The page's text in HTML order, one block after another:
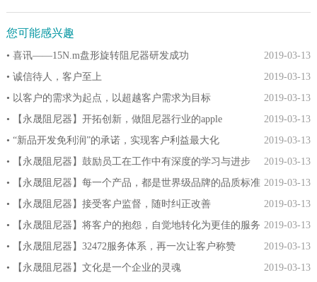
您可能感兴趣
2019-03-13
• 喜讯——15N.m盘形旋转阻尼器研发成功
2019-03-13
• 诚信待人，客户至上
2019-03-13
• 以客户的需求为起点，以超越客户需求为目标
2019-03-13
• 【永晟阻尼器】开拓创新，做阻尼器行业的apple
2019-03-13
• “新品开发免利润”的承诺，实现客户利益最大化
2019-03-13
• 【永晟阻尼器】鼓励员工在工作中有深度的学习与进步
2019-03-13
• 【永晟阻尼器】每一个产品，都是世界级品牌的品质标准
2019-03-13
• 【永晟阻尼器】接受客户监督，随时纠正改善
2019-03-13
• 【永晟阻尼器】将客户的抱怨，自觉地转化为更佳的服务
2019-03-13
• 【永晟阻尼器】32472服务体系，再一次让客户称赞
2019-03-13
• 【永晟阻尼器】文化是一个企业的灵魂